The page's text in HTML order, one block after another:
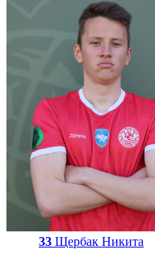
33 Щербак Никита